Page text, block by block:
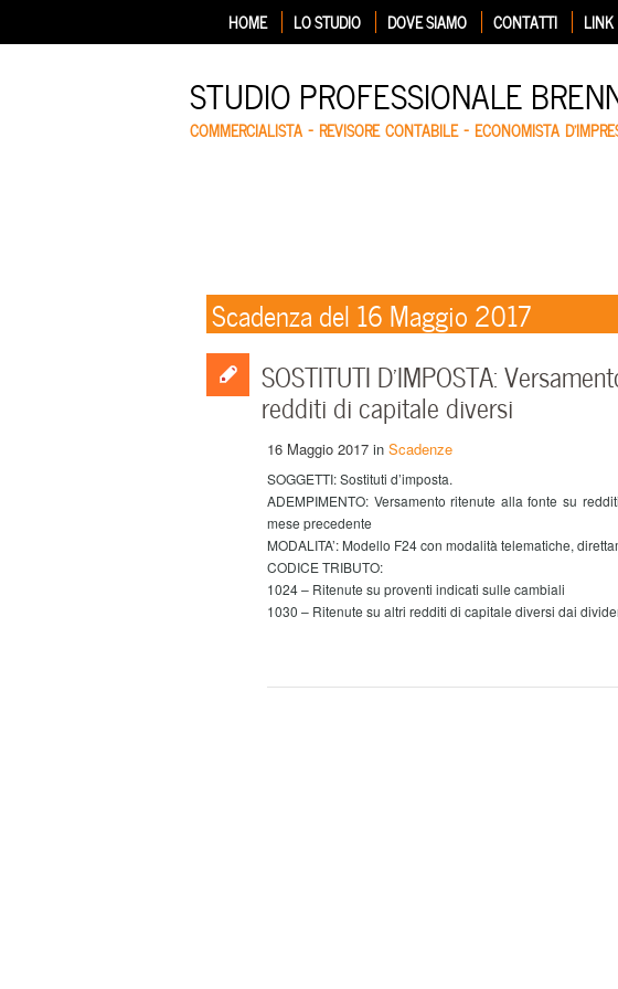
HOME LO STUDIO DOVE SIAMO CONTATTI LINK
STUDIO PROFESSIONALE
COMMERCIALISTA – REVISORE CONTABILE – ECONOMISTA
Scadenza del 16 Maggio 2017
SOSTITUTI D’IMPOSTA:
redditi di capitale diversi
16 Maggio 2017 in Scadenze
SOGGETTI: Sostituti d’imposta.
ADEMPIMENTO: Versamento ritenute alla fonte su
mese precedente
MODALITA’: Modello F24 con modalità telematiche,
CODICE TRIBUTO:
1024 – Ritenute su proventi indicati sulle cambiali
1030 – Ritenute su altri redditi di capitale diversi dai